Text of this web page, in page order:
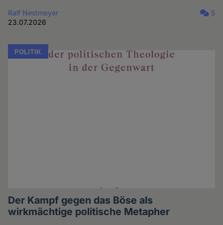
Ralf Nestmeyer
23.07.2026
5
POLITIK
Der Kampf gegen das Böse als
wirkmächtige politische Metapher